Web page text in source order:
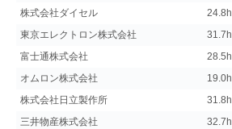
株式会社ダイセル
24.8h
東京エレクトロン株式会社
31.7h
富士通株式会社
28.5h
オムロン株式会社
19.0h
株式会社日立製作所
31.8h
三井物産株式会社
32.7h